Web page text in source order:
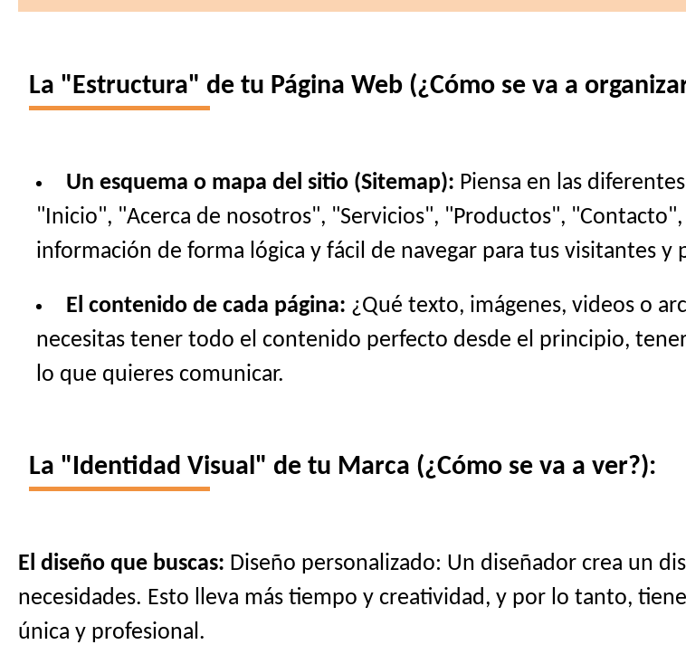
La "Estructura" de tu Página Web (¿Cómo se va a
Un esquema o mapa del sitio (Sitemap): Piensa en las
"Inicio", "Acerca de nosotros", "Servicios", "Productos",
información de forma lógica y fácil de navegar para tus visitantes y
El contenido de cada página: ¿Qué texto, imágenes, videos o
necesitas tener todo el contenido perfecto desde el principio,
lo que quieres comunicar.
La "Identidad Visual" de tu Marca (¿Cómo se va a ver?):
El diseño que buscas: Diseño personalizado: Un diseñador crea un
necesidades. Esto lleva más tiempo y creatividad, y por lo tanto,
única y profesional.